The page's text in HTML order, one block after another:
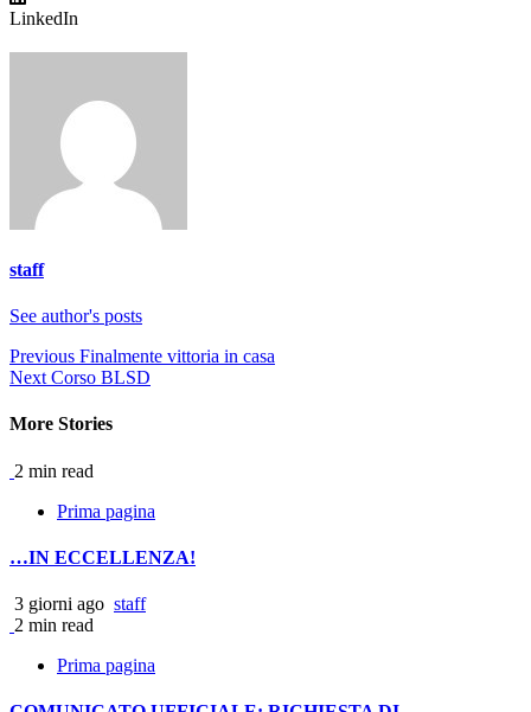
LinkedIn
staff
See author's posts
Continue
Reading
Previous Finalmente vittoria in casa
Next Corso BLSD
More Stories
2 min read
Prima pagina
…IN ECCELLENZA!
3 giorni ago staff
2 min read
Prima pagina